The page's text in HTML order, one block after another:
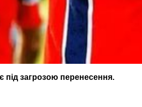
під загрозою перенесення.